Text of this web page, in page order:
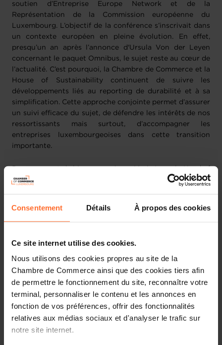
Consentement Détails À propos des cookies
Ce site internet utilise des cookies.
Nous utilisons des cookies propres au site de la
Chambre de Commerce ainsi que des cookies tiers afin
de permettre le fonctionnement du site, reconnaître votre
terminal, personnaliser le contenu et les annonces en
fonction de vos préférences, offrir des fonctionnalités
relatives aux médias sociaux et d'analyser le trafic sur
notre site internet.
soutien d’Entreprise Europe Network et de la
Représentation de la Commission européenne du
Luxembourg. L’objectif de la conférence s’inscrivait dans
un contexte européen en pleine évolution. En effet,
presqu’un an après l’annonce d'Ursula Von der Leyen
concernant le paquet Omnibus, le sujet reste au cœur de
l’actualité. C’est pourquoi, la Chambre de Commerce et la
House of Sustainability continuent de suivre les
développements liés au reporting de durabilité et à sa
simplification. Cette approche conjointe permet d’assurer
un suivi efficace du sujet, de défendre les intérêts de nos
ressortissants mais surtout, d’accompagner les
entreprises luxembourgeoises dans cette transition
importante.
Sustainability & Business Development à la House of
sujets traités. En effet, le reporting de durabilité
concerne, de manière indirecte, un nombre important de
notamment à travers leurs relations avec de grands
donneurs d’ordre, les banques et les assurances. Madame
Loesch a également rappelé l’objectif de la directive
administrative pesant sur les entreprises européennes et,
ce faisant, renforcer leur compétitivité.
Au vu des dernières évolutions législatives, la conférence